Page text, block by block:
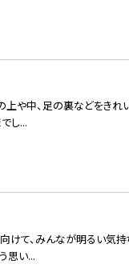
や中、足の裏などをきれ
し...
て、みんなが明るい気
思い...